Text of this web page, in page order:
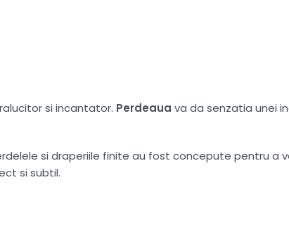
si incantator. Perdeaua va da senzatia unei
si draperiile finite au fost concepute pentru a
si subtil.